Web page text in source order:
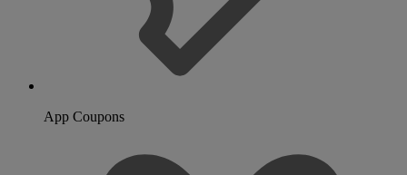
App Coupons